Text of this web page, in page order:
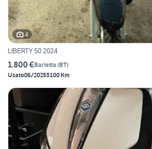
4
LIBERTY 50 2024
1.800 €Barletta (BT)
Usato06/20255100 Km